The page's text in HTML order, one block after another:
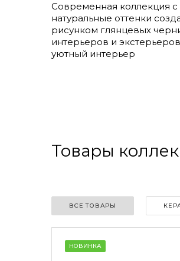
Современная коллекция
натуральные оттенки
рисунком глянцевых
интерьеров и
уютный интерьер
Товары
ВСЕ ТОВАРЫ
НОВИНКА